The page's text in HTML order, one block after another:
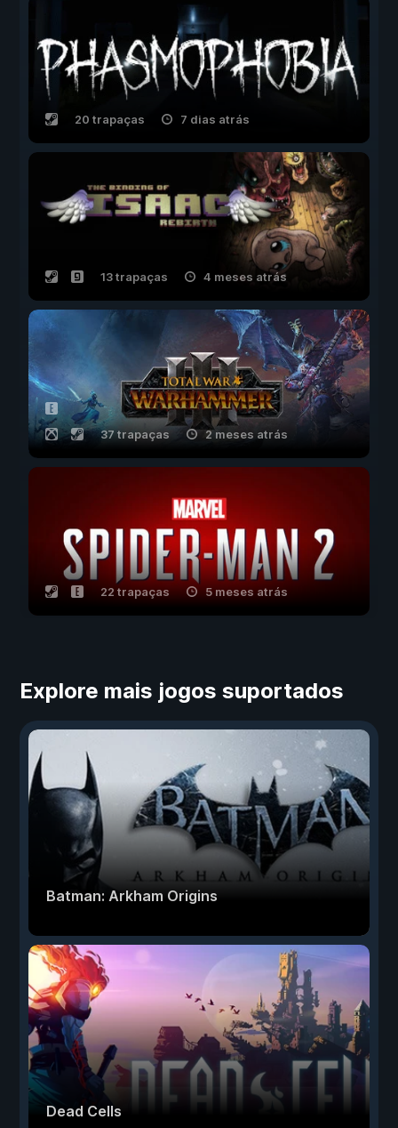
20 trapaças 7 dias atrás
13 trapaças 4 meses atrás
37 trapaças 2 meses atrás
22 trapaças 5 meses atrás
Explore mais jogos suportados
Batman: Arkham Origins
Dead Cells